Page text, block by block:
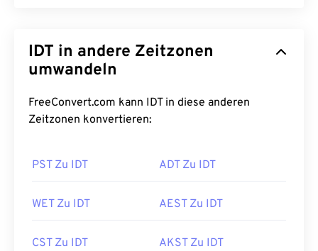
IDT in andere Zeitzonen
umwandeln
FreeConvert.com kann IDT in diese anderen
Zeitzonen konvertieren:
PST Zu IDT ADT Zu IDT
WET Zu IDT AEST Zu IDT
CST Zu IDT AKST Zu IDT